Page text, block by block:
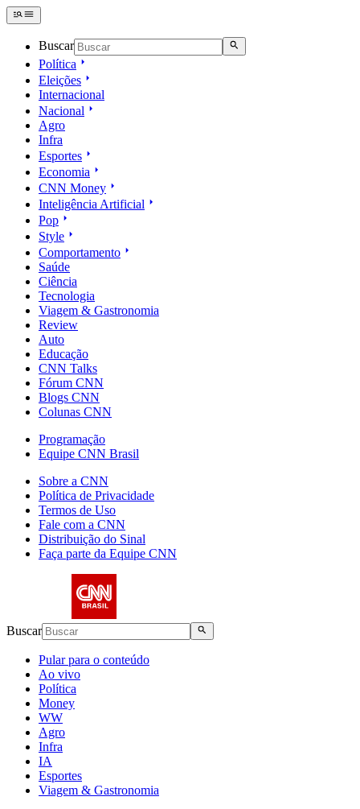
Buscar
Política
Eleições
Internacional
Nacional
Agro
Infra
Esportes
Economia
CNN Money
Inteligência Artificial
Pop
Style
Comportamento
Saúde
Ciência
Tecnologia
Viagem & Gastronomia
Review
Auto
Educação
CNN Talks
Fórum CNN
Blogs CNN
Colunas CNN
Programação
Equipe CNN Brasil
Sobre a CNN
Política de Privacidade
Termos de Uso
Fale com a CNN
Distribuição do Sinal
Faça parte da Equipe CNN
Buscar
Pular para o conteúdo
Ao vivo
Política
Money
WW
Agro
Infra
IA
Esportes
Viagem & Gastronomia